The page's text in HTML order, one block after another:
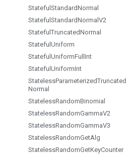
Stateful StandardNormal
Stateful StandardNormal V2
Stateful TruncatedNormal
Stateful Uniform
Stateful UniformFull Int
Stateful UniformInt
StatelessParameterizedTruncated
Normal
StatelessRandomBinomial
StatelessRandomGammaV2
StatelessRandomGammaV3
StatelessRandomGetAlg
StatelessRandomGetKeyCounter